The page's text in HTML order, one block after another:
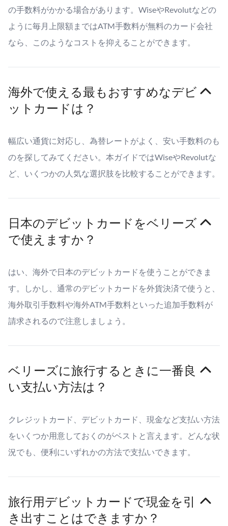
の手数料がかかる場合があります。WiseやRevolutなどの
ように毎月上限額まではATM手数料が無料のカード会社
なら、このようなコストを抑えることができます。
海外で使える最もおすすめなデビ
ットカードは？
幅広い通貨に対応し、為替レートがよく、安い手数料のも
のを探してみてください。本ガイドではWiseやRevolutな
ど、いくつかの人気な選択肢を比較することができます。
日本のデビットカードをベリーズ
で使えますか？
はい、海外で日本のデビットカードを使うことができま
す。しかし、通常のデビットカードを外貨決済で使うと、
海外取引手数料や海外ATM手数料といった追加手数料が
請求されるので注意しましょう。
ベリーズに旅行するときに一番良
い支払い方法は？
クレジットカード、デビットカード、現金など支払い方法
をいくつか用意しておくのがベストと言えます。どんな状
況でも、便利にいずれかの方法で支払いできます。
旅行用デビットカードで現金を引
き出すことはできますか？